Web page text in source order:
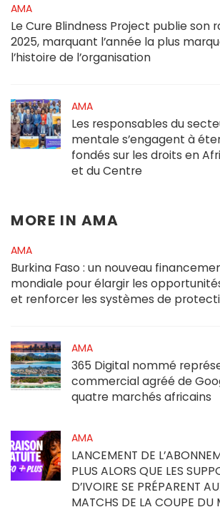
AMA
Le Cure Blindness Project publie son
2025, marquant l’année la plus
l’histoire de l’organisation
AMA
Les responsables du
mentale s’engagent à
fondés sur les droits en
et du Centre
MORE IN AMA
AMA
Burkina Faso : un nouveau
mondiale pour élargir les
et renforcer les systèmes de
AMA
365 Digital nommé
commercial agréé de
quatre marchés africains
AMA
LANCEMENT DE
PLUS ALORS QUE LES
D’IVOIRE SE PRÉPARENT
MATCHS DE LA COUPE DU